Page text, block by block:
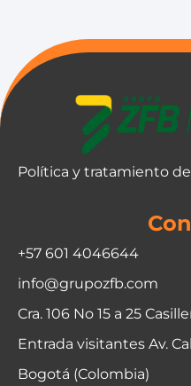
Política y tratamiento
+57 601 4046644
info@grupozfb.com
Cra. 106 No 15 a 25
Entrada visitantes Av.
Bogotá (Colombia)